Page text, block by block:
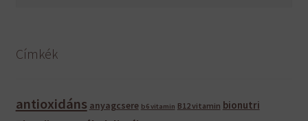
Címkék
antioxidáns anyagcsere b6 vitamin B12 vitamin bionutri